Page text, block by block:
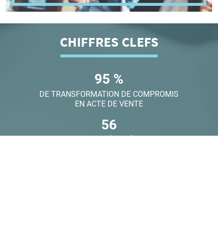
CHIFFRES CLEFS
95 %
DE TRANSFORMATION DE COMPROMIS
EN ACTE DE VENTE
56